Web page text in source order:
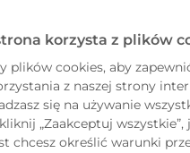
był
korzysta z plików
plików cookies, aby
z naszej strony
się na używanie
„Zaakceptuj wszystkie”,
chcesz określić warunki